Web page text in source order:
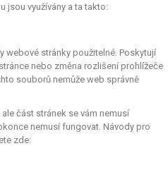
jsou využívány a ta takto:
webové stránky použitelné. Poskytují
nebo změna rozlišení prohlížeče
souborů nemůže web správně
část stránek se vám nemusí
nemusí fungovat. Návody pro
zde: